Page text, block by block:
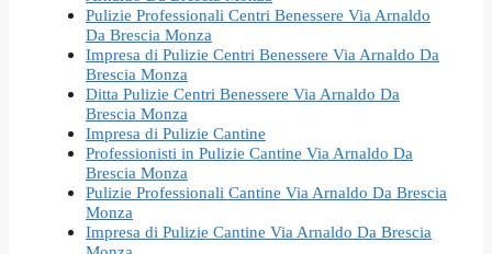
Pulizie Professionali Centri Benessere Via Arnaldo
Da Brescia Monza
Impresa di Pulizie Centri Benessere Via Arnaldo Da
Brescia Monza
Ditta Pulizie Centri Benessere Via Arnaldo Da
Brescia Monza
Impresa di Pulizie Cantine
Professionisti in Pulizie Cantine Via Arnaldo Da
Brescia Monza
Pulizie Professionali Cantine Via Arnaldo Da Brescia
Monza
Impresa di Pulizie Cantine Via Arnaldo Da Brescia